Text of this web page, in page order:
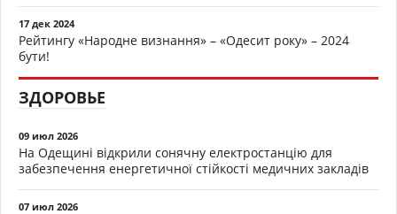
17 дек 2024
Рейтингу «Народне визнання» – «Одесит року» – 2024
бути!
ЗДОРОВЬЕ
09 июл 2026
На Одещині відкрили сонячну електростанцію для
забезпечення енергетичної стійкості медичних закладів
07 июл 2026